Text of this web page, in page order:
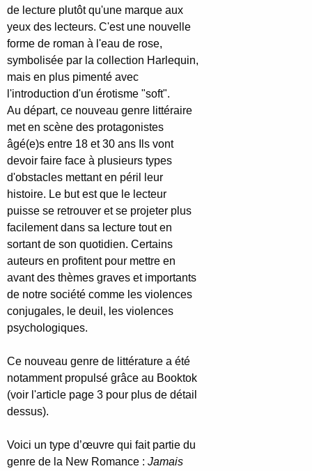
de lecture plutôt qu'une marque aux
yeux des lecteurs. C'est une nouvelle
forme de roman à l'eau de rose,
symbolisée par la collection Harlequin,
mais en plus pimenté avec
l'introduction d'un érotisme "soft".
Au départ, ce nouveau genre littéraire
met en scène des protagonistes
âgé(e)s entre 18 et 30 ans Ils vont
devoir faire face à plusieurs types
d'obstacles mettant en péril leur
histoire. Le but est que le lecteur
puisse se retrouver et se projeter plus
facilement dans sa lecture tout en
sortant de son quotidien. Certains
auteurs en profitent pour mettre en
avant des thèmes graves et importants
de notre société comme les violences
conjugales, le deuil, les violences
psychologiques.
Ce nouveau genre de littérature a été
notamment propulsé grâce au Booktok
(voir l'article page 3 pour plus de détail
dessus).
Voici un type d’œuvre qui fait partie du
genre de la New Romance : Jamais